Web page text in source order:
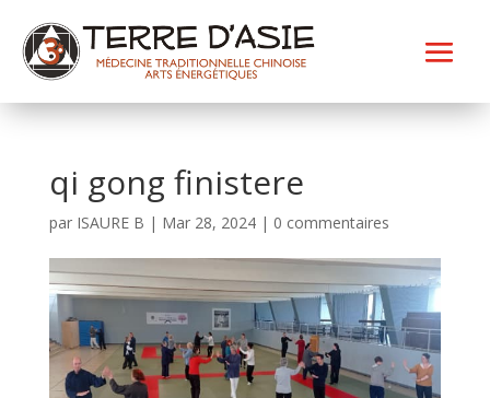
qi gong finistere
par ISAURE B | Mar 28, 2024| 0 commentaires